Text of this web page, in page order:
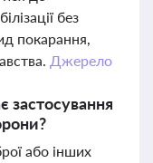
без
покарання,
Джерело
застосування
або інших